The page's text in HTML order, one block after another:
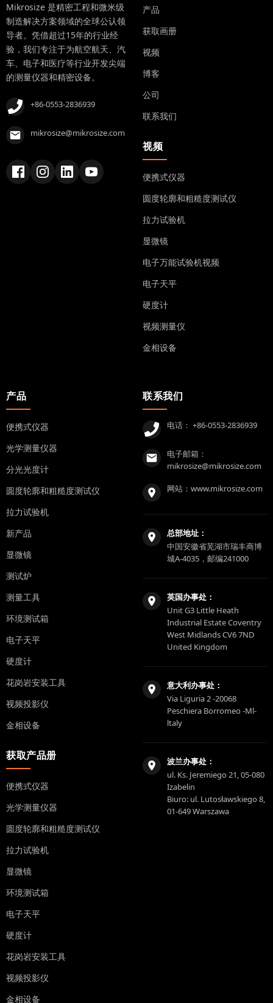
Mikrosize 是精密工程和微米级
制造解决方案领域的全球公认领
导者。凭借超过15年的行业经
验，我们专注于为航空航天、汽
车、电子和医疗等行业开发尖端
的测量仪器和精密设备。
+86-0553-2836939
mikrosize@mikrosize.com
产品
获取画册
视频
博客
公司
联系我们
视频
便携式仪器
圆度轮廓和粗糙度测试仪
拉力试验机
显微镜
电子万能试验机视频
电子天平
硬度计
视频测量仪
金相设备
产品
便携式仪器
光学测量仪器
分光光度计
圆度轮廓和粗糙度测试仪
拉力试验机
新产品
显微镜
测试炉
测量工具
环境测试箱
电子天平
硬度计
花岗岩安装工具
视频投影仪
金相设备
获取产品册
便携式仪器
光学测量仪器
圆度轮廓和粗糙度测试仪
拉力试验机
显微镜
环境测试箱
电子天平
硬度计
花岗岩安装工具
视频投影仪
金相设备
联系我们
电话： +86-0553-2836939
电子邮箱：
mikrosize@mikrosize.com
网站： www.mikrosize.com
总部地址：
中国安徽省芜湖市瑞丰商博
城A-4035，邮编241000
英国办事处：
Unit G3 Little Heath
Industrial Estate Coventry
West Midlands CV6 7ND
United Kingdom
意大利办事处：
Via Liguria 2 -20068
Peschiera Borromeo -Ml-
ltaly
波兰办事处：
ul. Ks. Jeremiego 21, 05-080
Izabelin
Biuro: ul. Lutosławskiego 8,
01-649 Warszawa